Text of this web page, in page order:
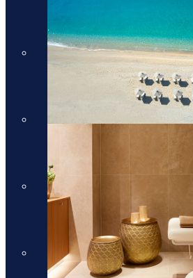
מלונות יוקרה בתאילנד
מלונות יוקרה בתאילנד
מלונות יוקרה בסיישל
מלונות יוקרה בדובאי
מלונות יוקרה באיטליה